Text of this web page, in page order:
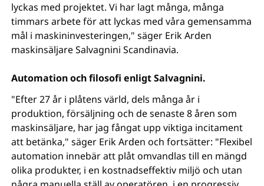
lyckas med projektet. Vi har lagt många, många
timmars arbete för att lyckas med våra gemensamma
mål i maskininvesteringen," säger Erik Arden
maskinsäljare Salvagnini Scandinavia.
Automation och filosofi enligt Salvagnini.
"Efter 27 år i plåtens värld, dels många år i
produktion, försäljning och de senaste 8 åren som
maskinsäljare, har jag fångat upp viktiga incitament
att betänka," säger Erik Arden och fortsätter: "Flexibel
automation innebär att plåt omvandlas till en mängd
olika produkter, i en kostnadseffektiv miljö och utan